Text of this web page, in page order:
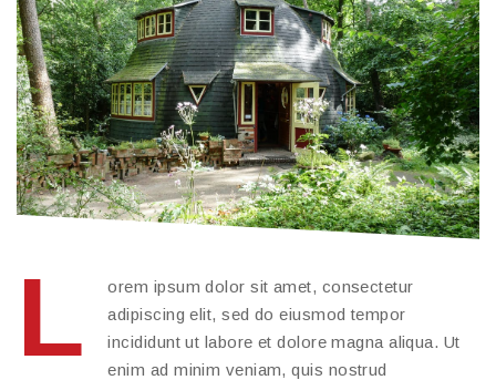
L
orem ipsum dolor sit amet, consectetur
adipiscing elit, sed do eiusmod tempor
incididunt ut labore et dolore magna aliqua. Ut
enim ad minim veniam, quis nostrud